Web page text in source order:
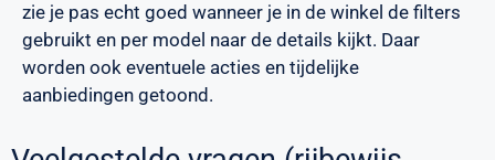
zie je pas echt goed wanneer je in de winkel de filters
gebruikt en per model naar de details kijkt. Daar
worden ook eventuele acties en tijdelijke
aanbiedingen getoond.